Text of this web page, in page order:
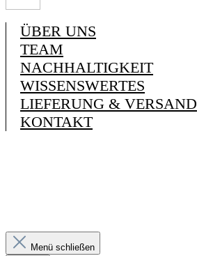
ÜBER UNS
TEAM
NACHHALTIGKEIT
WISSENSWERTES
LIEFERUNG & VERSAND
KONTAKT
Menü schließen